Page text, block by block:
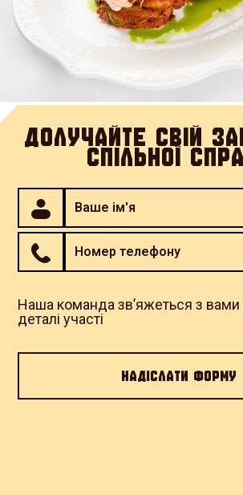
Деруни з тигровими
Страва бере участь у
кампанії "Підтримай
Штурмову"
Ресторан
Грушевський
Львів, Проспект Шевченка, 28
Перейти до закладу
ДОЛУЧАЙТЕ СВІЙ
СПІЛЬНОЇ
Наша команда зв’яжеться з вами
деталі участі